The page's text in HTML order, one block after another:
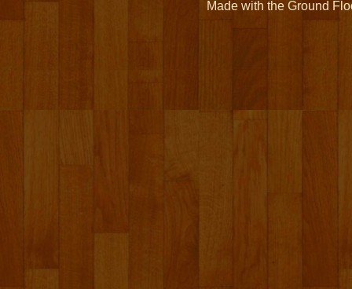
Made with the Ground